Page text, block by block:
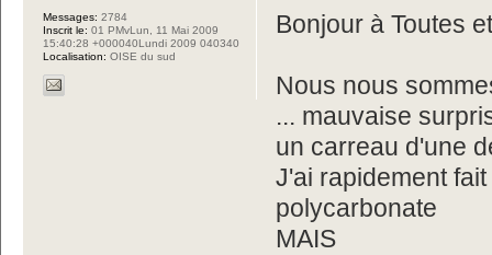
Bonjour à Toutes
Nous nous
... mauvaise
un carreau d'une
J'ai rapidement
polycarbonate
MAIS
Messages: 2784
Inscrit le: 01 PMvLun, 11 Mai 2009
15:40:28 +000040Lundi 2009 040340
Localisation: OISE du sud